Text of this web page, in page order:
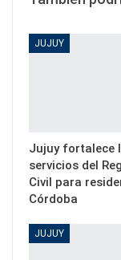
JUJUY
Jujuy fortalece
servicios del
Civil para
Córdoba
JUJUY